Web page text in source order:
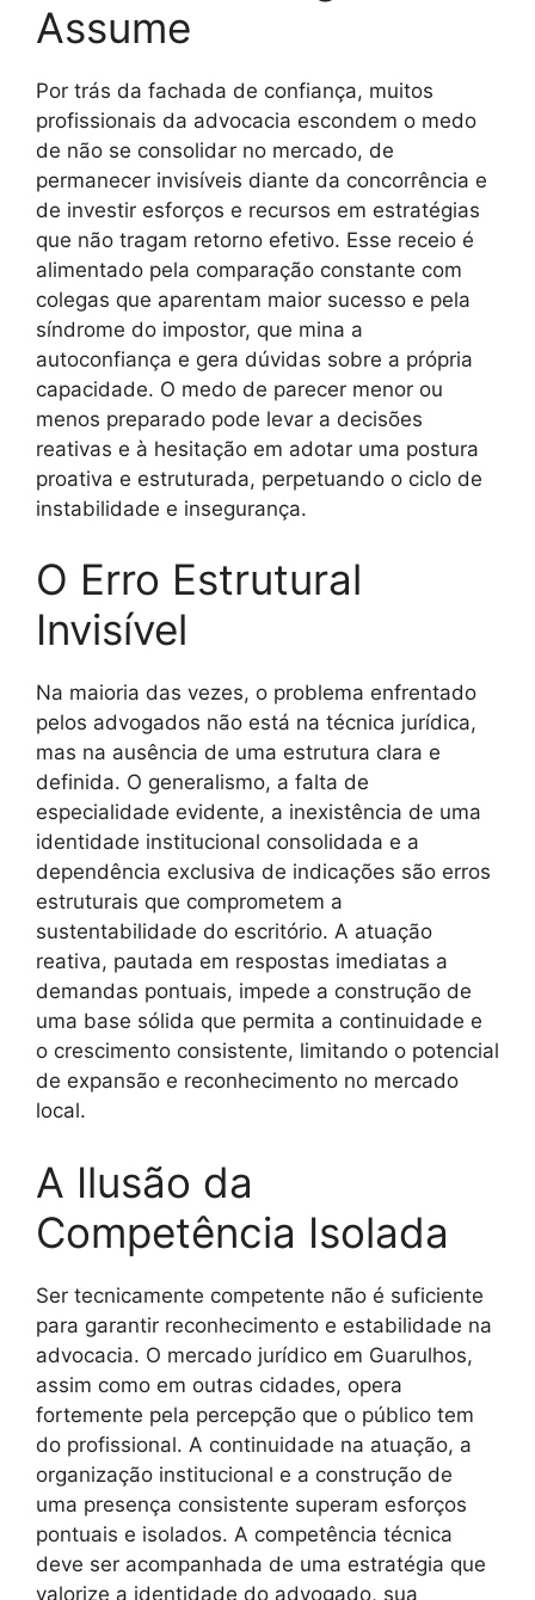
Assume
Por trás da fachada de confiança, muitos
profissionais da advocacia escondem o medo
de não se consolidar no mercado, de
permanecer invisíveis diante da concorrência e
de investir esforços e recursos em estratégias
que não tragam retorno efetivo. Esse receio é
alimentado pela comparação constante com
colegas que aparentam maior sucesso e pela
síndrome do impostor, que mina a
autoconfiança e gera dúvidas sobre a própria
capacidade. O medo de parecer menor ou
menos preparado pode levar a decisões
reativas e à hesitação em adotar uma postura
proativa e estruturada, perpetuando o ciclo de
instabilidade e insegurança.
O Erro Estrutural
Invisível
Na maioria das vezes, o problema enfrentado
pelos advogados não está na técnica jurídica,
mas na ausência de uma estrutura clara e
definida. O generalismo, a falta de
especialidade evidente, a inexistência de uma
identidade institucional consolidada e a
dependência exclusiva de indicações são erros
estruturais que comprometem a
sustentabilidade do escritório. A atuação
reativa, pautada em respostas imediatas a
demandas pontuais, impede a construção de
uma base sólida que permita a continuidade e
o crescimento consistente, limitando o potencial
de expansão e reconhecimento no mercado
local.
A Ilusão da
Competência Isolada
Ser tecnicamente competente não é suficiente
para garantir reconhecimento e estabilidade na
advocacia. O mercado jurídico em Guarulhos,
assim como em outras cidades, opera
fortemente pela percepção que o público tem
do profissional. A continuidade na atuação, a
organização institucional e a construção de
uma presença consistente superam esforços
pontuais e isolados. A competência técnica
deve ser acompanhada de uma estratégia que
valorize a identidade do advogado, sua